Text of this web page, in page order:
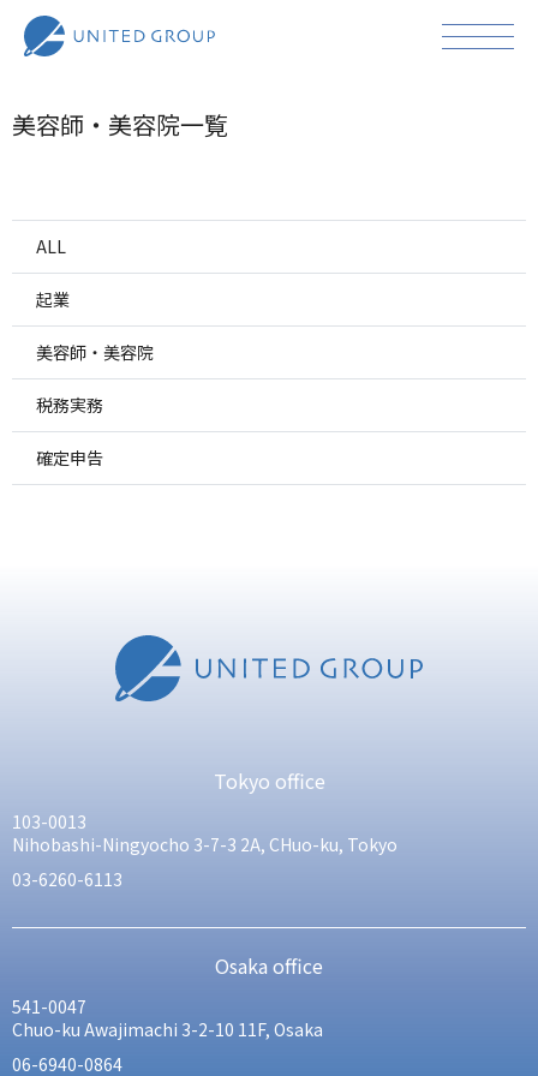
美容師・美容院一覧
ALL
起業
美容師・美容院
税務実務
確定申告
Tokyo office
103-0013
Nihobashi-Ningyocho 3-7-3 2A, CHuo-ku, Tokyo
03-6260-6113
Osaka office
541-0047
Chuo-ku Awajimachi 3-2-10 11F, Osaka
06-6940-0864